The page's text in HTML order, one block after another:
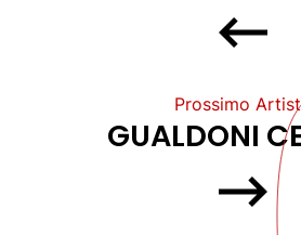
Prossimo
GUALDONI